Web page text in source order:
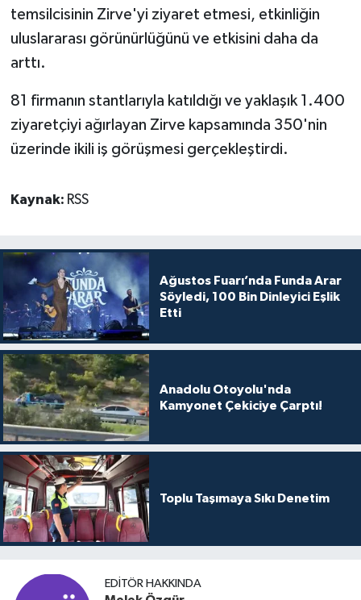
temsilcisinin Zirve'yi ziyaret etmesi, etkinliğin
uluslararası görünürlüğünü ve etkisini daha da
arttı.
81 firmanın stantlarıyla katıldığı ve yaklaşık 1.400
ziyaretçiyi ağırlayan Zirve kapsamında 350'nin
üzerinde ikili iş görüşmesi gerçekleştirdi.
Kaynak: RSS
Ağustos Fuarı’nda Funda Arar
Söyledi, 100 Bin Dinleyici Eşlik
Etti
Anadolu Otoyolu'nda
Kamyonet Çekiciye Çarptı!
Toplu Taşımaya Sıkı Denetim
EDITÖR HAKKINDA